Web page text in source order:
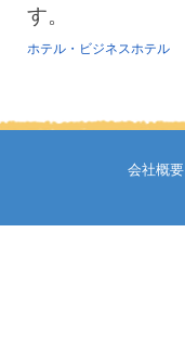
す。
ホテル・ビジネスホテル
会社概要